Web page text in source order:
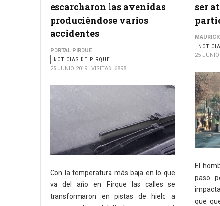
escarcharon las avenidas
produciéndose varios
accidentes
PORTAL PIRQUE
NOTICIAS DE PIRQUE
25 JUNIO 2019
VISITAS: 6898
Con la temperatura más baja en lo que
va del año en Pirque las calles se
transformaron en pistas de hielo a
ser
25
El
paso
que